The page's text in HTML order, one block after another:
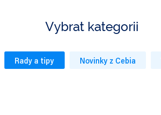
Vybrat kategorii
Rady a tipy Novinky z Cebia